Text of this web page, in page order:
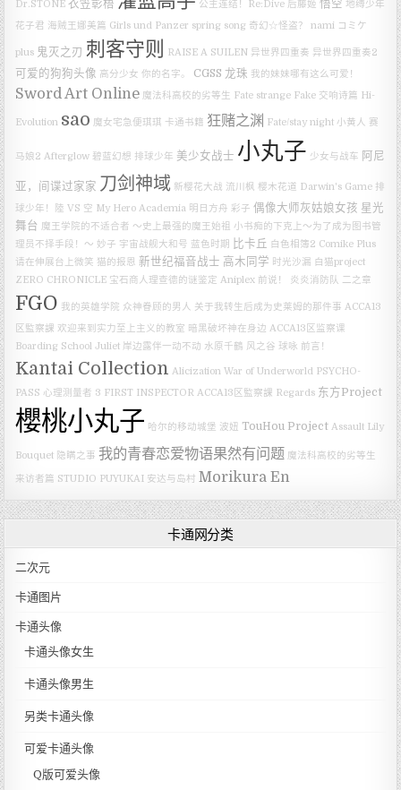
Dr.STONE 衣笠彰梧 公主连结！Re:Dive 后藤姬 悟空 地缚少年
花子君 海贼王娜美篇 Girls und Panzer spring song 奇幻☆怪盗？ nami コミケ
plus 鬼灭之刃 刺客守则 RAISE A SUILEN 异世界四重奏 异世界四重奏2
可爱的狗狗头像 高分少女 你的名字。 CGSS 龙珠 我的妹妹哪有这么可爱！
Sword Art Online 魔法科高校的劣等生 Fate strange Fake 交响诗篇 Hi-
Evolution sao 魔女宅急便琪琪 卡通书籍 狂赌之渊 Fate/stay night 小黄人 赛
马娘2 Afterglow 碧蓝幻想 排球少年 美少女战士 小丸子 少女与战车 阿尼
亚，间谍过家家 刀剑神域 新樱花大战 流川枫 樱木花道 Darwin's Game 排
球少年！陸 VS 空 My Hero Academia 明日方舟 彩子 偶像大师灰姑娘女孩 星光
舞台 魔王学院的不适合者 ～史上最强的魔王始祖 小书痴的下克上～为了成为图书管
理员不择手段！～ 妙子 宇宙战舰大和号 蓝色时期 比卡丘 白色相簿2 Comike Plus
请在伸展台上微笑 猫的报恩 新世纪福音战士 高木同学 时光沙漏 白猫project
ZERO CHRONICLE 宝石商人理查德的谜鉴定 Aniplex 前说！ 炎炎消防队 二之章
FGO 我的英雄学院 众神眷顾的男人 关于我转生后成为史莱姆的那件事 ACCA13
区監察課 欢迎来到实力至上主义的教室 暗黑破坏神在身边 ACCA13区监察课
Boarding School Juliet 岸边露伴一动不动 水原千鶴 风之谷 球咏 前言！
Kantai Collection Alicization War of Underworld PSYCHO-
PASS 心理测量者 3 FIRST INSPECTOR ACCA13区監察課 Regards 东方Project
櫻桃小丸子 哈尔的移动城堡 波妞 TouHou Project Assault Lily
Bouquet 隐瞒之事 我的青春恋爱物语果然有问题 魔法科高校的劣等生
来访者篇 STUDIO PUYUKAI 安达与岛村 Morikura En
卡通网分类
二次元
卡通图片
卡通头像
卡通头像女生
卡通头像男生
另类卡通头像
可爱卡通头像
Q版可爱头像